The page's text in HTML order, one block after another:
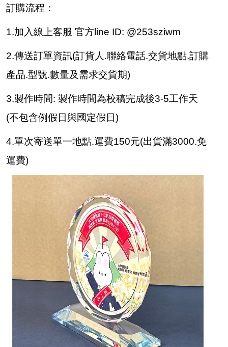
訂購流程：
1.加入線上客服 官方line ID: @253sziwm
2.傳送訂單資訊(訂貨人.聯絡電話.交貨地點.訂購
產品.型號.數量及需求交貨期)
3.製作時間: 製作時間為校稿完成後3-5工作天
(不包含例假日與國定假日)
4.單次寄送單一地點.運費150元(出貨滿3000.免
運費)